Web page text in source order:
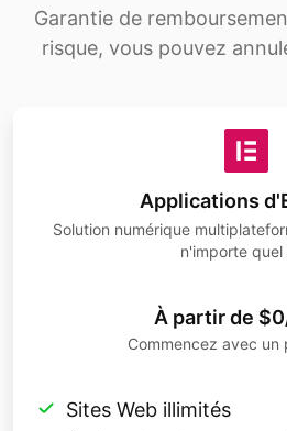
Garantie de
risque, vous pouvez
Applications
Solution numérique
n'importe quel
À partir de
Commencez avec un
Sites Web illimités